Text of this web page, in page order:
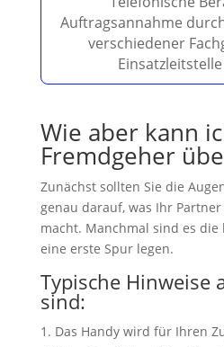
Auftragsannahme
verschiedener
Wie aber kann
Fremdgeher
Zunächst sollten Sie die
genau darauf, was Ihr
macht. Manchmal sind es die
eine erste Spur legen.
Typische Hinweise
sind:
Das Handy wird für Ihren